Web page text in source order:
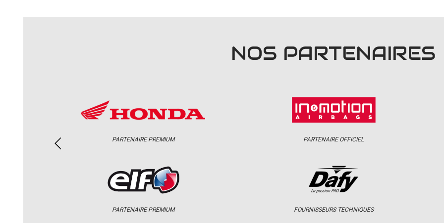
NOS PARTENAIRES
PARTENAIRE PREMIUM
PARTENAIRE PREMIUM
PARTENAIRE OFFICIEL
FOURNISSEURS TECHNIQUES